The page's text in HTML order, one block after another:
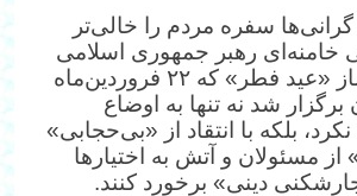
سفره مردم را خالی‌تر
خامنه‌ای رهبر جمهوری اسلامی
در خطبه‌های نماز «عید فطر» که ۲۲ فروردین‌ماه
شد نه تنها به اوضاع
بلکه با انتقاد از «بی‌حجابی»
مسئولان و آتش‌ به ‌اختیارها
دینی» برخورد کنند.